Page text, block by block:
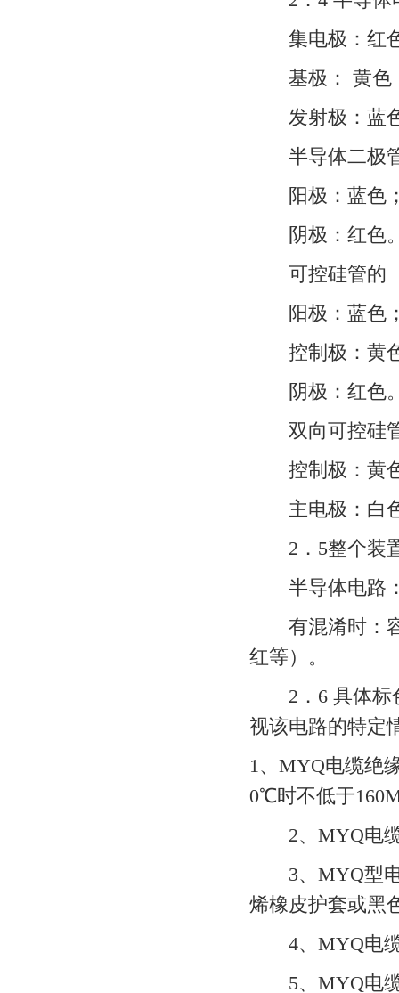
集电极：红
基极： 黄色
发射极：蓝
半导体二极管
阳极：蓝色
阴极：红色
可控硅管的
阳极：蓝色
控制极：黄
阴极：红色
双向可控硅
控制极：黄
主电极：白
2．5整个装置
半导体电路
有混淆时：容
红等）。
2．6 具体标色
视该电路的特定
1、MYQ电缆绝
0℃时不低于
2、MYQ电缆
3、MYQ型电
烯橡皮护套或黑
4、MYQ电缆
5、MYQ电缆